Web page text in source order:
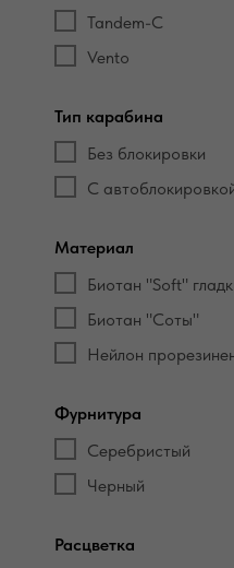
Tandem-С
Vento
Тип карабина
Без блокировки
С
Материал
Биотан "Soft"
Биотан "Соты"
Нейлон
Фурнитура
Серебристый
Черный
Расцветка